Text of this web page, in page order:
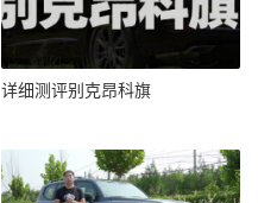
详细测评别克昂科旗